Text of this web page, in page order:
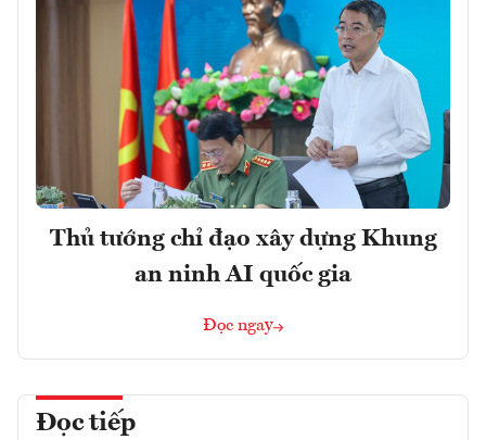
Thủ tướng chỉ đạo xây dựng Khung
an ninh AI quốc gia
Đọc ngay
Đọc tiếp